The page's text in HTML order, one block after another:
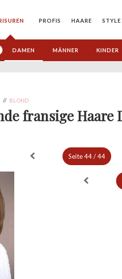
PROFIS HAARE STYLE
DAMEN MÄNNER KINDER
// BLOND
fransige Haare
Seite44 / 44